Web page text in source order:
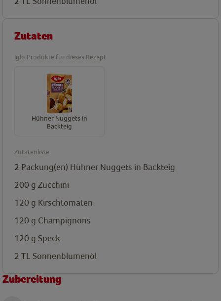
Zutaten
Iglo Produkte für dieses Rezept
Hühner Nuggets in
Backteig
Zutatenliste
2 Packung(en) Hühner Nuggets in Backteig
200 g Zucchini
120 g Kirschtomaten
120 g Champignons
120 g Speck
2 TL Sonnenblumenöl
Zubereitung